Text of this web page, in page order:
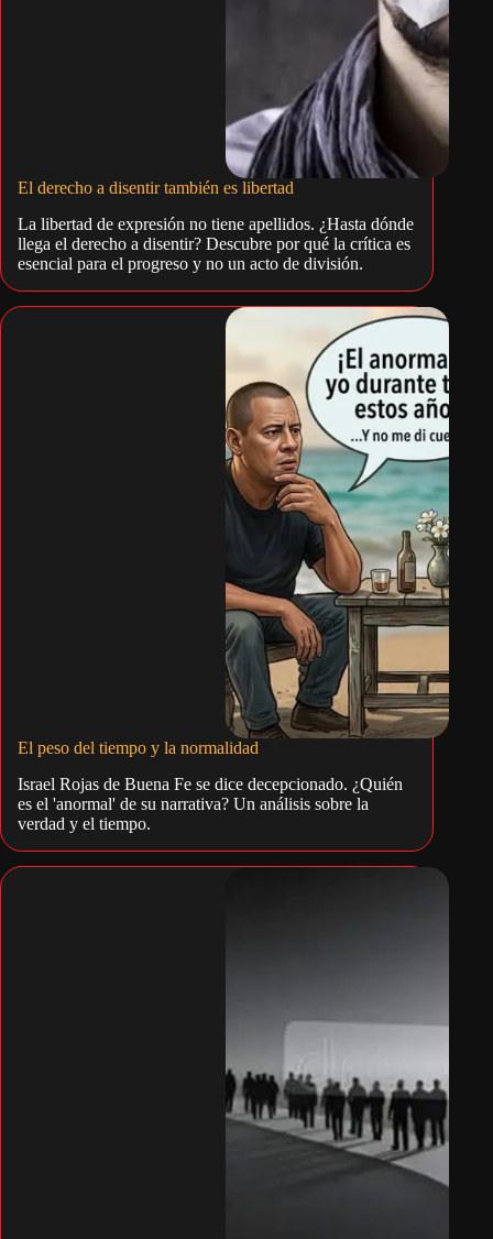
El derecho a disentir también es libertad
La libertad de expresión no tiene apellidos. ¿Hasta dónde
llega el derecho a disentir? Descubre por qué la crítica es
esencial para el progreso y no un acto de división.
El peso del tiempo y la normalidad
Israel Rojas de Buena Fe se dice decepcionado. ¿Quién
es el 'anormal' de su narrativa? Un análisis sobre la
verdad y el tiempo.